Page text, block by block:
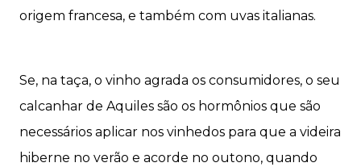
origem francesa, e também com uvas italianas.
Se, na taça, o vinho agrada os consumidores, o seu
calcanhar de Aquiles são os hormônios que são
necessários aplicar nos vinhedos para que a videira
hiberne no verão e acorde no outono, quando